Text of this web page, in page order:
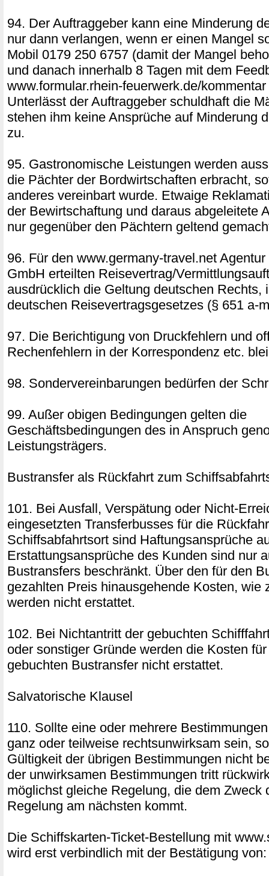
94. Der Auftraggeber kann eine Minderung
nur dann verlangen, wenn er einen Mangel
Mobil 0179 250 6757 (damit der Mangel
und danach innerhalb 8 Tagen mit dem
www.formular.rhein-feuerwerk.de/
Unterlässt der Auftraggeber schuldhaft die
stehen ihm keine Ansprüche auf Minderung
zu.
95. Gastronomische Leistungen werden
die Pächter der Bordwirtschaften erbracht,
anderes vereinbart wurde. Etwaige
der Bewirtschaftung und daraus abgeleitete
nur gegenüber den Pächtern geltend
96. Für den www.germany-travel.net
GmbH erteilten Reisevertrag/
ausdrücklich die Geltung deutschen Rechts,
deutschen Reisevertragsgesetzes (§ 651 a-
97. Die Berichtigung von Druckfehlern und
Rechenfehlern in der Korrespondenz etc.
98. Sondervereinbarungen bedürfen der
99. Außer obigen Bedingungen gelten die
Geschäftsbedingungen des in Anspruch
Leistungsträgers.
Bustransfer als Rückfahrt zum
101. Bei Ausfall, Verspätung oder Nicht-
eingesetzten Transferbusses für die
Schiffsabfahrtsort sind Haftungsansprüche
Erstattungsansprüche des Kunden sind nur
Bustransfers beschränkt. Über den für den
gezahlten Preis hinausgehende Kosten, wie
werden nicht erstattet.
102. Bei Nichtantritt der gebuchten
oder sonstiger Gründe werden die Kosten
gebuchten Bustransfer nicht erstattet.
Salvatorische Klausel
110. Sollte eine oder mehrere
ganz oder teilweise rechtsunwirksam sein,
Gültigkeit der übrigen Bestimmungen nicht
der unwirksamen Bestimmungen tritt
möglichst gleiche Regelung, die dem Zweck
Regelung am nächsten kommt.
Die Schiffskarten-Ticket-Bestellung mit
wird erst verbindlich mit der Bestätigung von: